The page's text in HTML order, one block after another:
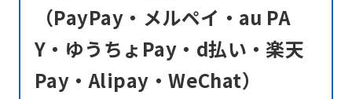
（PayPay・メルペイ・au PA
Y・ゆうちょPay・d払い・楽天
Pay・Alipay・WeChat）